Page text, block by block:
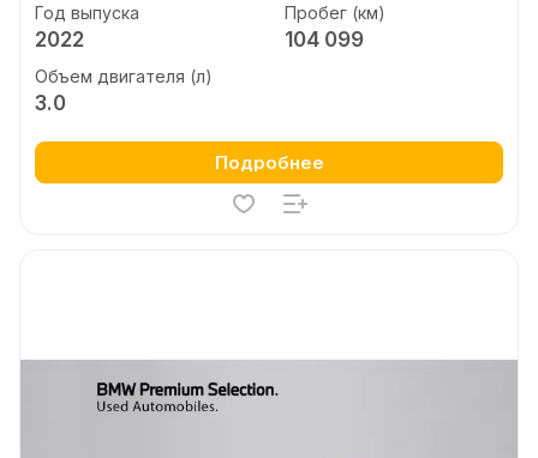
Год выпуска
2022
Пробег (км)
104 099
Объем двигателя (л)
3.0
Подробнее